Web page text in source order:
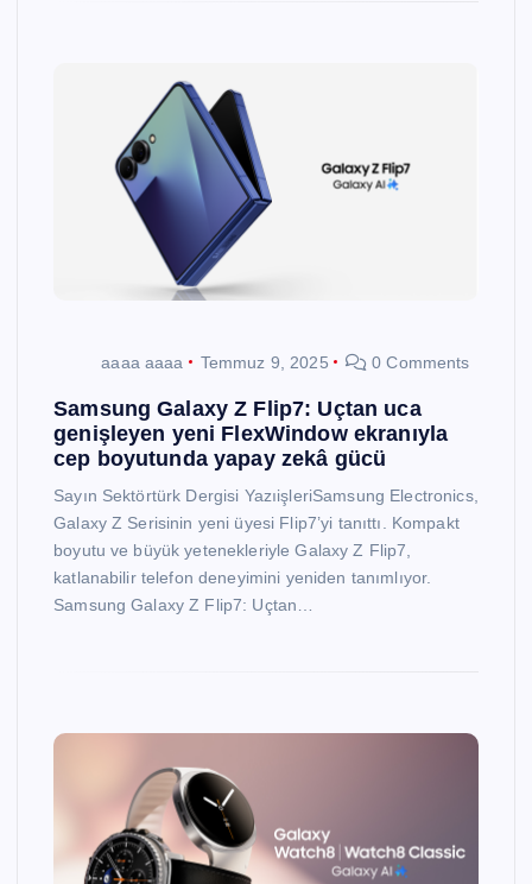
aaaa aaaa Temmuz 9, 2025 0 Comments
Samsung Galaxy Z Flip7: Uçtan uca
genişleyen yeni FlexWindow ekranıyla
cep boyutunda yapay zekâ gücü
Sayın Sektörtürk Dergisi YazıişleriSamsung Electronics,
Galaxy Z Serisinin yeni üyesi Flip7’yi tanıttı. Kompakt
boyutu ve büyük yetenekleriyle Galaxy Z Flip7,
katlanabilir telefon deneyimini yeniden tanımlıyor.
Samsung Galaxy Z Flip7: Uçtan…